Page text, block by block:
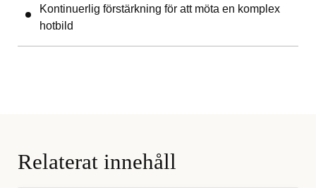
Kontinuerlig förstärkning för att möta en komplex
hotbild
Relaterat innehåll